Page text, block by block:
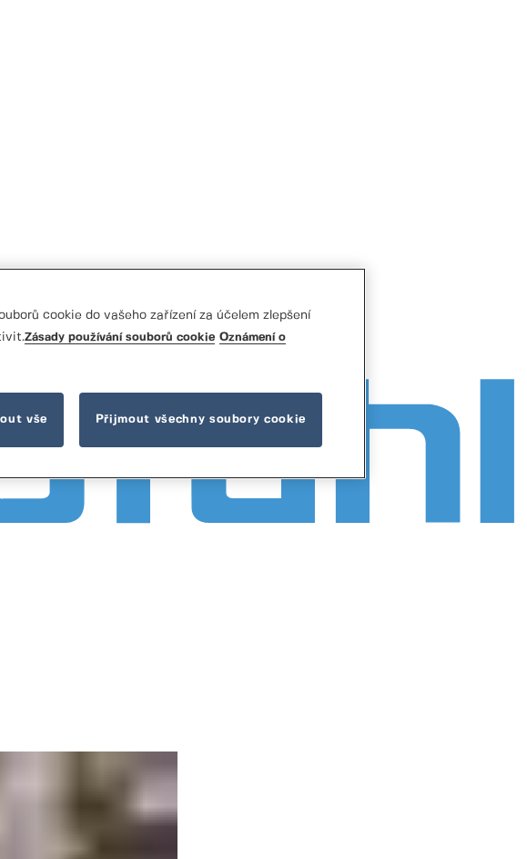
cookie do vašeho zařízení za účelem zlepšení
Zásady používání souborů cookie Oznámení o
vše Přijmout všechny soubory cookie